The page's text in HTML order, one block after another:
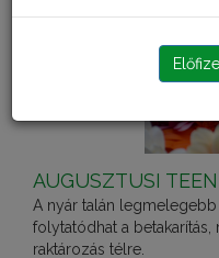
AUGUSZTUSI
A nyár talán
folytatódhat a betakarítás,
raktározás télre.